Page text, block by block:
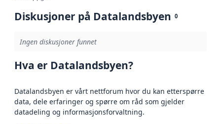
Diskusjoner på Datalandsbyen 0
Ingen diskusjoner funnet
Hva er Datalandsbyen?
Datalandsbyen er vårt nettforum hvor du kan etterspørre
data, dele erfaringer og spørre om råd som gjelder
datadeling og informasjonsforvaltning.